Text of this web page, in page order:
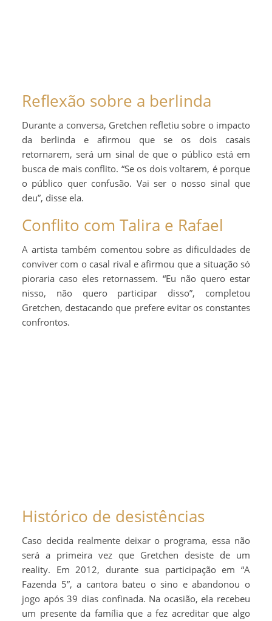
Reflexão sobre a berlinda
Durante a conversa, Gretchen refletiu sobre o impacto
da berlinda e afirmou que se os dois casais
retornarem, será um sinal de que o público está em
busca de mais conflito. “Se os dois voltarem, é porque
o público quer confusão. Vai ser o nosso sinal que
deu”, disse ela.
Conflito com Talira e Rafael
A artista também comentou sobre as dificuldades de
conviver com o casal rival e afirmou que a situação só
pioraria caso eles retornassem. “Eu não quero estar
nisso, não quero participar disso”, completou
Gretchen, destacando que prefere evitar os constantes
confrontos.
Histórico de desistências
Caso decida realmente deixar o programa, essa não
será a primeira vez que Gretchen desiste de um
reality. Em 2012, durante sua participação em “A
Fazenda 5”, a cantora bateu o sino e abandonou o
jogo após 39 dias confinada. Na ocasião, ela recebeu
um presente da família que a fez acreditar que algo